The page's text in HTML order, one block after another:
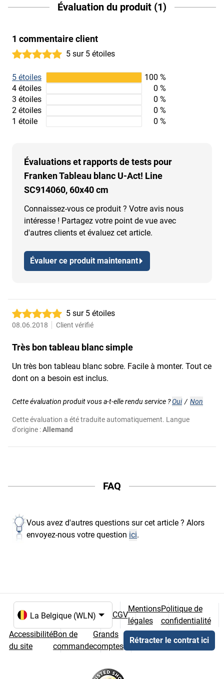
Évaluation du produit (1)
1 commentaire client
5 sur 5 étoiles
5 étoiles
100 %
4 étoiles
0 %
3 étoiles
0 %
2 étoiles
0 %
1 étoile
0 %
Évaluations et rapports de tests pour
Franken Tableau blanc U-Act! Line
SC914060, 60x40 cm
Connaissez-vous ce produit ? Votre avis nous
intéresse ! Partagez votre point de vue avec
d'autres clients et évaluez cet article.
Évaluer ce produit maintenant
5 sur 5 étoiles
08.06.2018 Client vérifié
Très bon tableau blanc simple
Un très bon tableau blanc sobre. Facile à monter. Tout ce
dont on a besoin est inclus.
Cette évaluation produit vous a-t-elle rendu service ?Oui / Non
Cette évaluation a été traduite automatiquement. Langue
d'origine :Allemand
FAQ
Vous avez d'autres questions sur cet article ? Alors
envoyez-nous votre question ici.
Choix de la langue et du pays
CGV
Mentions
légales
Politique de
confidentialité
Accessibilité
du site
Bon de
commande
Grands
comptes
Rétracter le contrat ici